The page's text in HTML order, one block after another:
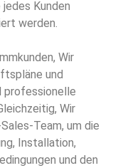
Kunden
werden.
Wir
und
professionelle
Wir
Team, um die
Installation,
und den